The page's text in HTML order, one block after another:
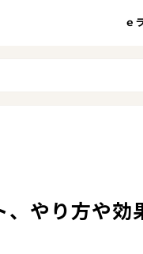
ｅ
やり方や効